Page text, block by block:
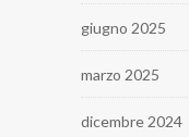
giugno 2025
marzo 2025
dicembre 2024